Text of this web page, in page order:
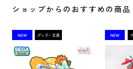
ショップからのおすすめの商品